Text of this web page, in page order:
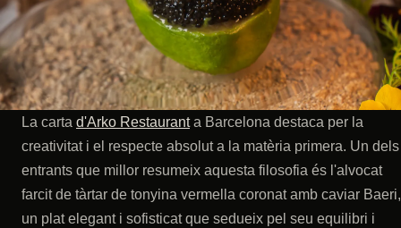
La carta d'Arko Restauranta Barcelona destaca per la
creativitat i el respecte absolut a la matèria primera. Un dels
entrants que millor resumeix aquesta filosofia és l'alvocat
farcit de tàrtar de tonyina vermella coronat amb caviar Baeri,
un plat elegant i sofisticat que sedueix pel seu equilibri i